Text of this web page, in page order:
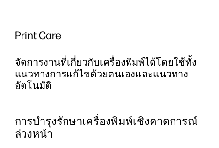
Print Care
จัดการงานที่เกี่ยวกับเครื่องพิมพ์ได้โดยใช้ทั้ง
แนวทางการแก้ไขด้วยตนเองและแนวทาง
อัตโนมัติ
การบำรุงรักษาเครื่องพิมพ์เชิงคาดการณ์
ล่วงหน้า